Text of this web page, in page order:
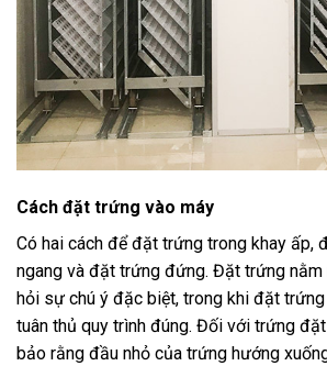
Cách đặt trứng vào máy
Có hai cách để đặt trứng trong khay ấp,
ngang và đặt trứng đứng. Đặt trứng nằm
hỏi sự chú ý đặc biệt, trong khi đặt
tuân thủ quy trình đúng. Đối với trứng
bảo rằng đầu nhỏ của trứng hướng